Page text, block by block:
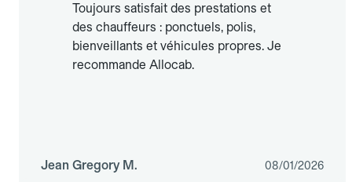
Toujours satisfait des prestations et
des chauffeurs : ponctuels, polis,
bienveillants et véhicules propres. Je
recommande Allocab.
Jean Gregory M. 08/01/2026